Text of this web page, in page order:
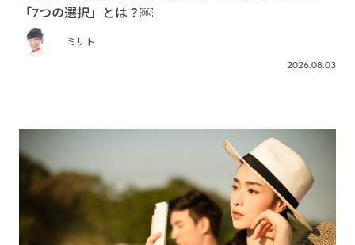
「7つの選択」とは？￼
ミサト
2026.08.03